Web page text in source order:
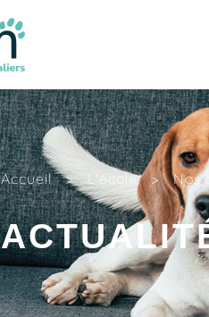
Accueil > L'école > Nos